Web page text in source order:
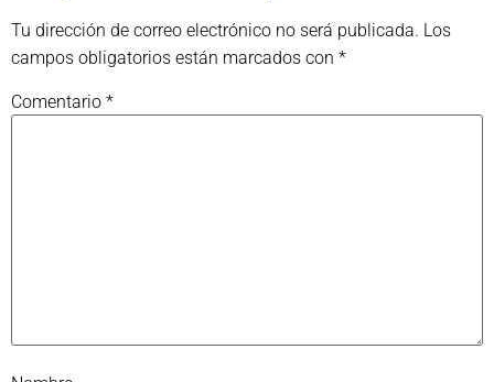
Tu dirección de correo electrónico no será publicada. Los
campos obligatorios están marcados con *
Comentario *